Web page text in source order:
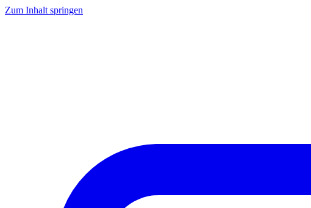
Zum Inhalt springen